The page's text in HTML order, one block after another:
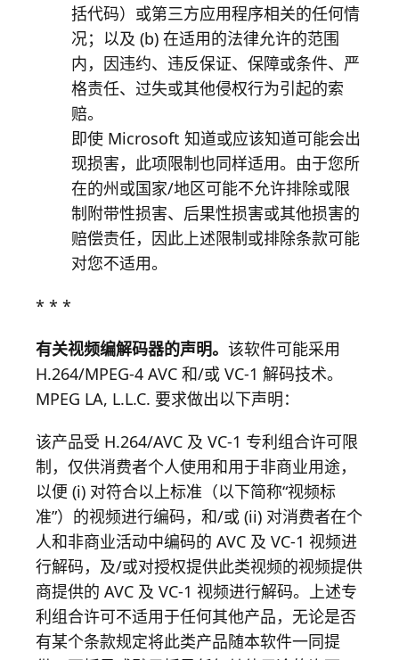
括代码）或第三方应用程序相关的任何情
况；以及 (b) 在适用的法律允许的范围
内，因违约、违反保证、保障或条件、严
格责任、过失或其他侵权行为引起的索
赔。
即使 Microsoft 知道或应该知道可能会出
现损害，此项限制也同样适用。由于您所
在的州或国家/地区可能不允许排除或限
制附带性损害、后果性损害或其他损害的
赔偿责任，因此上述限制或排除条款可能
对您不适用。
* * *
有关视频编解码器的声明。 该软件可能采用
H.264/MPEG-4 AVC 和/或 VC-1 解码技术。
MPEG LA, L.L.C. 要求做出以下声明：
该产品受 H.264/AVC 及 VC-1 专利组合许可限
制，仅供消费者个人使用和用于非商业用途，
以便 (i) 对符合以上标准（以下简称“视频标
准”）的视频进行编码，和/或 (ii) 对消费者在个
人和非商业活动中编码的 AVC 及 VC-1 视频进
行解码，及/或对授权提供此类视频的视频提供
商提供的 AVC 及 VC-1 视频进行解码。上述专
利组合许可不适用于任何其他产品，无论是否
有某个条款规定将此类产品随本软件一同提